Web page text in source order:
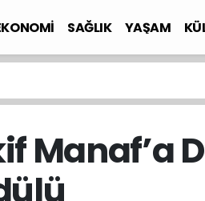
SAĞLIK YAŞAM
Manaf’a